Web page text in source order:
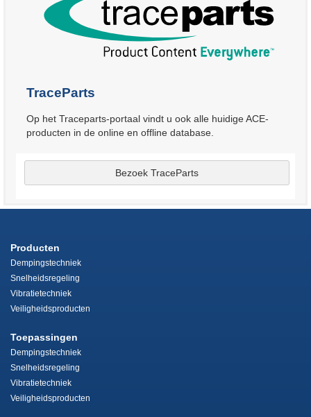
TraceParts
Op het Traceparts-portaal vindt u ook alle huidige ACE-
producten in de online en offline database.
Bezoek TraceParts
Producten
Dempingstechniek
Snelheidsregeling
Vibratietechniek
Veiligheidsproducten
Toepassingen
Dempingstechniek
Snelheidsregeling
Vibratietechniek
Veiligheidsproducten